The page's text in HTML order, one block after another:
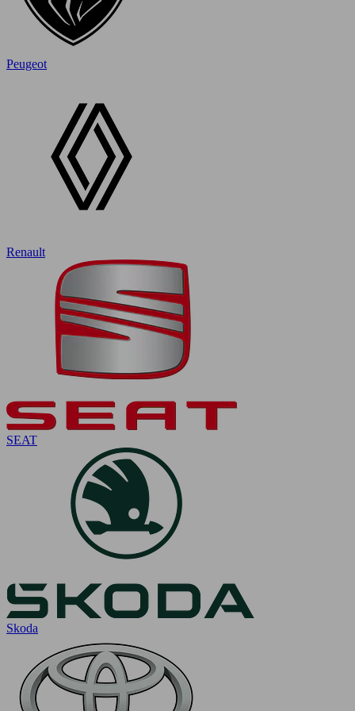
Peugeot
Renault
SEAT
Skoda